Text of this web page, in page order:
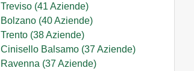
Treviso (41 Aziende)
Bolzano (40 Aziende)
Trento (38 Aziende)
Cinisello Balsamo (37 Aziende)
Ravenna (37 Aziende)